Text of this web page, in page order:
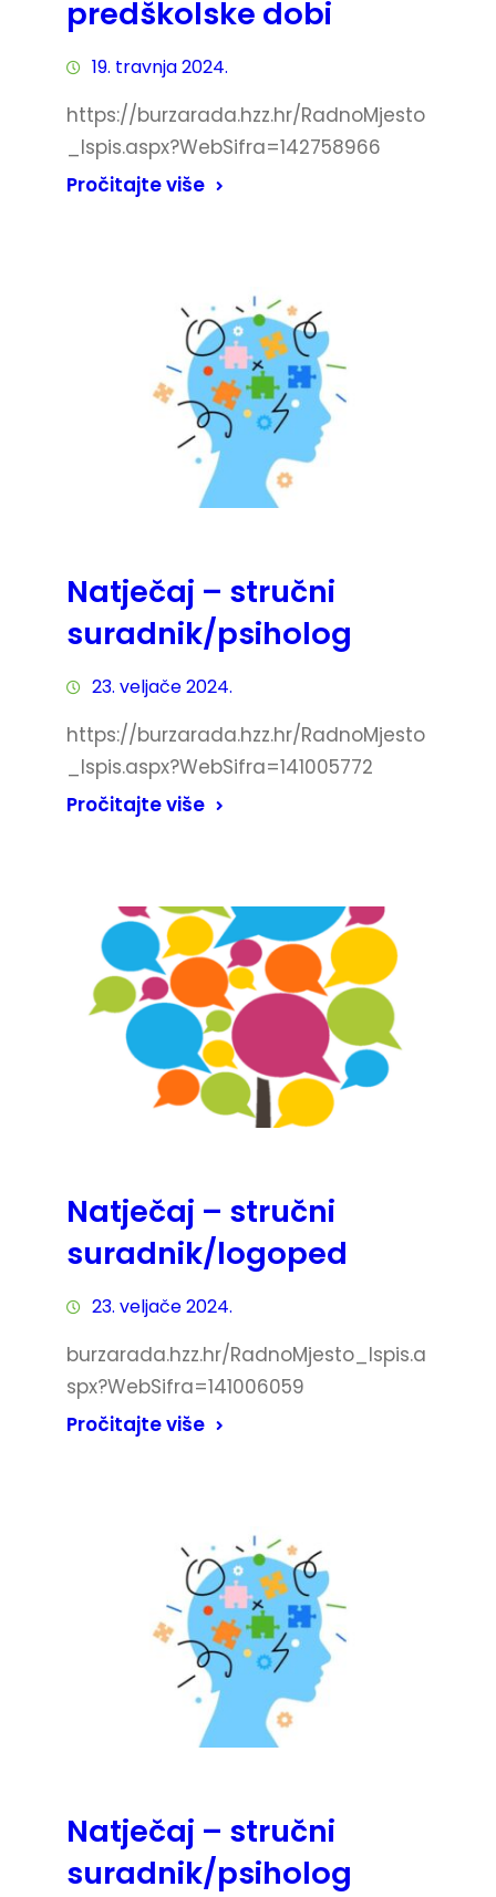
predškolske dobi
19. travnja 2024.
https://burzarada.hzz.hr/RadnoMjesto
_Ispis.aspx?WebSifra=142758966
Pročitajte više
Natječaj – stručni
suradnik/psiholog
23. veljače 2024.
https://burzarada.hzz.hr/RadnoMjesto
_Ispis.aspx?WebSifra=141005772
Pročitajte više
Natječaj – stručni
suradnik/logoped
23. veljače 2024.
burzarada.hzz.hr/RadnoMjesto_Ispis.a
spx?WebSifra=141006059
Pročitajte više
Natječaj – stručni
suradnik/psiholog